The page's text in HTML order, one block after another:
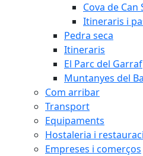
Cova de Can
Itineraris i
Pedra seca
Itineraris
El Parc del Garraf
Muntanyes del
Com arribar
Transport
Equipaments
Hostaleria i
Empreses i comerços